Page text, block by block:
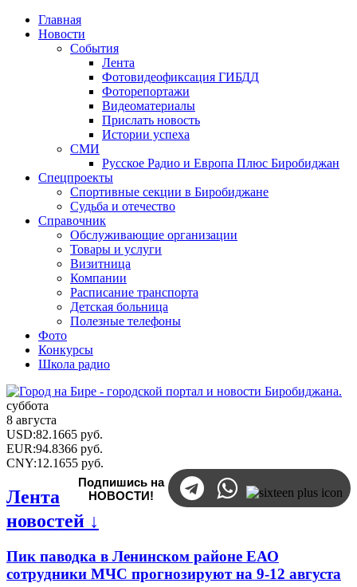
Главная
Новости
События
Лента
Фотовидеофиксация ГИБДД
Фоторепортажи
Видеоматериалы
Прислать новость
Истории успеха
СМИ
Русское Радио и Европа Плюс Биробиджан
Спецпроекты
Спортивные секции в Биробиджане
Судьба и отечество
Справочник
Обслуживающие организации
Товары и услуги
Визитница
Компании
Расписание транспорта
Детская больница
Полезные телефоны
Фото
Конкурсы
Школа радио
суббота
8 августа
USD:82.1665 руб.
EUR:94.8366 руб.
CNY:12.1655 руб.
Подпишись на
НОВОСТИ!
Лента
новостей ↓
Пик паводка в Ленинском районе ЕАО
сотрудники МЧС прогнозируют на 9-12 августа